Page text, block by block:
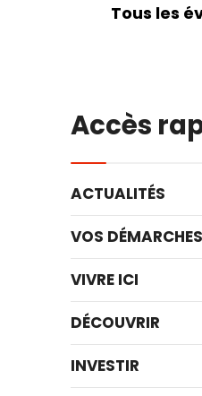
Tous les
Accès
ACTUALITÉS
VOS DÉMARCHES
VIVRE ICI
DÉCOUVRIR
INVESTIR